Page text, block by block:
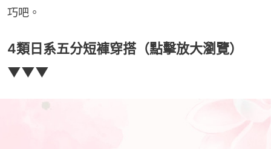
巧吧。
4類日系五分短褲穿搭（點擊放大瀏覽）
▼▼▼